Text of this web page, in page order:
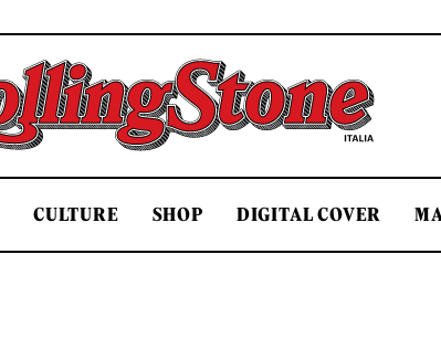
Rolling Stone Italia
CULTURE SHOP DIGITAL COVER